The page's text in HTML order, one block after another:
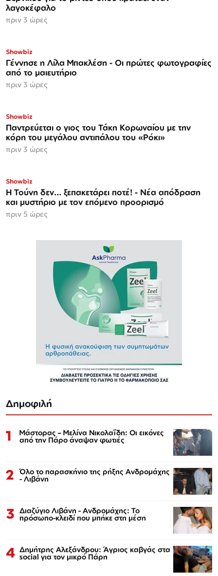
λαγοκέφαλο
πριν 3 ώρες
Showbiz
Γέννησε η Λίλα Μπακλέση - Οι πρώτες φωτογραφίες
από το μαιευτήριο
πριν 3 ώρες
ΑΠΟΚΛΕΙΣΤΙΚΟ
Showbiz
Παντρεύεται ο γιος του Τάκη Κορωναίου με την
κόρη του μεγάλου αντιπάλου του «Ρόκι»
πριν 3 ώρες
Showbiz
Η Τούνη δεν... ξεπακετάρει ποτέ! - Νέα απόδραση
και μυστήριο με τον επόμενο προορισμό
πριν 5 ώρες
Δημοφιλή
1 Μάστορας – Μελίνα Νικολαΐδη: Οι εικόνες
από την Πάρο άναψαν φωτιές
2 Όλο το παρασκήνιο της ρήξης Ανδρομάχης
- Λιβάνη
3 Διαζύγιο Λιβάνη - Ανδρομάχης: Το
πρόσωπο-κλειδί που μπήκε στη μέση
4 Δημήτρης Αλεξάνδρου: Άγριος καβγάς στα
social για τον μικρό Πάρη